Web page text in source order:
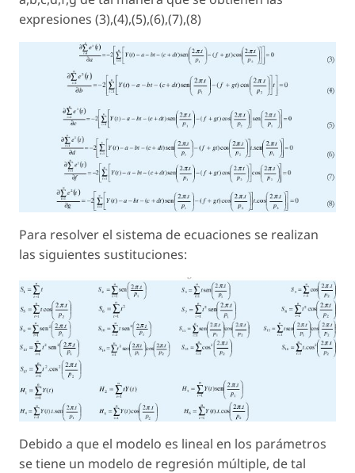
expresiones (3),(4),(5),(6),(7),(8)
Para resolver el sistema de ecuaciones se realizan
las siguientes sustituciones:
Debido a que el modelo es lineal en los parámetros
se tiene un modelo de regresión múltiple, de tal